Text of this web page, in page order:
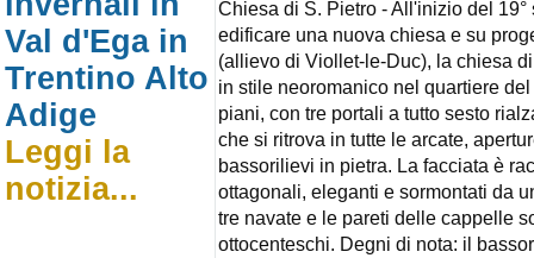
Val d'Ega in
Trentino Alto
Adige
Leggi la
notizia...
Chiesa di S. Pietro - All'inizio del
edificare una nuova chiesa e su
(allievo di Viollet-le-Duc), la chiesa
in stile neoromanico nel quartiere
piani, con tre portali a tutto sesto
che si ritrova in tutte le arcate,
bassorilievi in pietra. La facciata è
ottagonali, eleganti e sormontati da
tre navate e le pareti delle cappelle
ottocenteschi. Degni di nota: il